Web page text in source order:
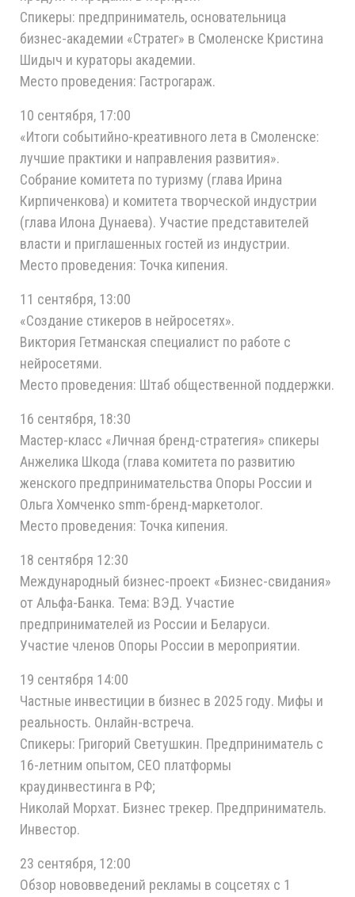
Спикеры: предприниматель, основательница
бизнес-академии «Стратег» в Смоленске Кристина
Шидыч и кураторы академии.
Место проведения: Гастрогараж.
10 сентября, 17:00
«Итоги событийно-креативного лета в Смоленске:
лучшие практики и направления развития».
Собрание комитета по туризму (глава Ирина
Кирпиченкова) и комитета творческой индустрии
(глава Илона Дунаева). Участие представителей
власти и приглашенных гостей из индустрии.
Место проведения: Точка кипения.
11 сентября, 13:00
«Создание стикеров в нейросетях».
Виктория Гетманская специалист по работе с
нейросетями.
Место проведения: Штаб общественной поддержки.
16 сентября, 18:30
Мастер-класс «Личная бренд-стратегия» спикеры
Анжелика Шкода (глава комитета по развитию
женского предпринимательства Опоры России и
Ольга Хомченко smm-бренд-маркетолог.
Место проведения: Точка кипения.
18 сентября 12:30
Международный бизнес-проект «Бизнес-свидания»
от Альфа-Банка. Тема: ВЭД. Участие
предпринимателей из России и Беларуси.
Участие членов Опоры России в мероприятии.
19 сентября 14:00
Частные инвестиции в бизнес в 2025 году. Мифы и
реальность. Онлайн-встреча.
Спикеры: Григорий Светушкин. Предприниматель с
16-летним опытом, CEO платформы
краудинвестинга в РФ;
Николай Морхат. Бизнес трекер. Предприниматель.
Инвестор.
23 сентября, 12:00
Обзор нововведений рекламы в соцсетях с 1